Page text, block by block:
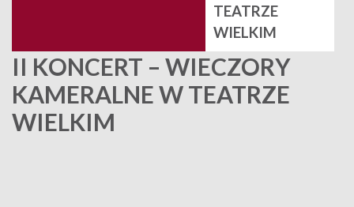
TEATRZE
WIELKIM
II KONCERT – WIECZORY
KAMERALNE W TEATRZE
WIELKIM